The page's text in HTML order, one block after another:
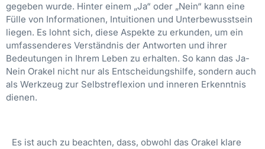
gegeben wurde. Hinter einem „Ja“ oder „Nein“ kann eine
Fülle von Informationen, Intuitionen und Unterbewusstsein
liegen. Es lohnt sich, diese Aspekte zu erkunden, um ein
umfassenderes Verständnis der Antworten und ihrer
Bedeutungen in Ihrem Leben zu erhalten. So kann das Ja-
Nein Orakel nicht nur als Entscheidungshilfe, sondern auch
als Werkzeug zur Selbstreflexion und inneren Erkenntnis
dienen.
Es ist auch zu beachten, dass, obwohl das Orakel klare